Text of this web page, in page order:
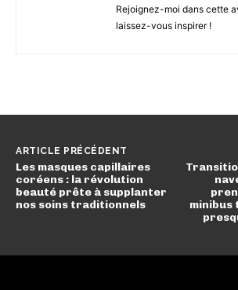
Rejoignez-moi dans cette
laissez-vous inspirer !
ARTICLE PRÉCÉDENT
Les masques capillaires
coréens : la révolution
beauté prête à supplanter
nos soins traditionnels
minibus